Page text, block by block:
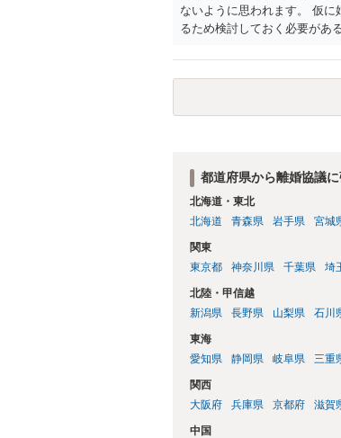
ないように思われます。 仮
るため検討しておく必要があ
都道府県から離婚協議
北海道・東北
北海道
青森県 岩手県 宮城
関東
東京都
神奈川県 千葉県 埼
北陸・甲信越
新潟県
長野県 山梨県 石川
東海
愛知県
静岡県 岐阜県 三重
関西
大阪府
兵庫県 京都府 滋賀
中国